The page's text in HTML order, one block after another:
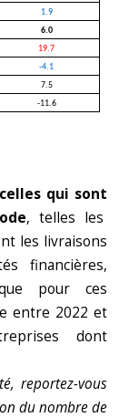
1.9
6.0
19.7
-4.1
7.5
-11.6
qui sont
, telles les
les livraisons
financières,
pour ces
entre 2022 et
dont
reportez-vous
du nombre de